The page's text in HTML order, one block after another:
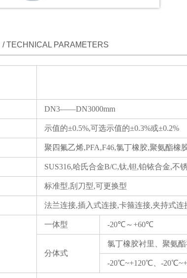
/ TECHNICAL PARAMETERS
DN3——DN3000mm
示值的±0.5%,可选示值的±0.3%或±0.2%
聚四氟乙烯,PFA,F46,氯丁橡胶,聚氨酯橡
SUS316,哈氏合金B/C,钛,钽,铂铱合金,不
标准型,刮刀型,可更换型
法兰连接,插入式连接,卡箍连接,夹持式连
一体型 -20℃～+60℃
分体式
氯丁橡胶衬里、聚氨酯
-20℃~+120℃、-